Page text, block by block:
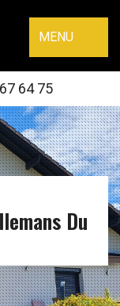
MENU
64 75
Du